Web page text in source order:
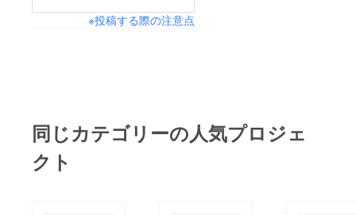
※投稿する際の注意点
同じカテゴリーの人気プロジェ
クト